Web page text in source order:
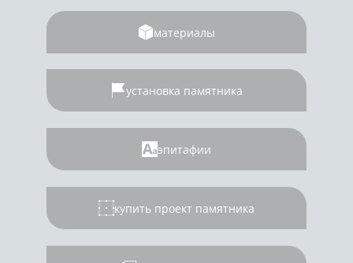
материалы
установка памятника
эпитафии
купить проект памятника